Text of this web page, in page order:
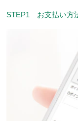
STEP1 お支払い方